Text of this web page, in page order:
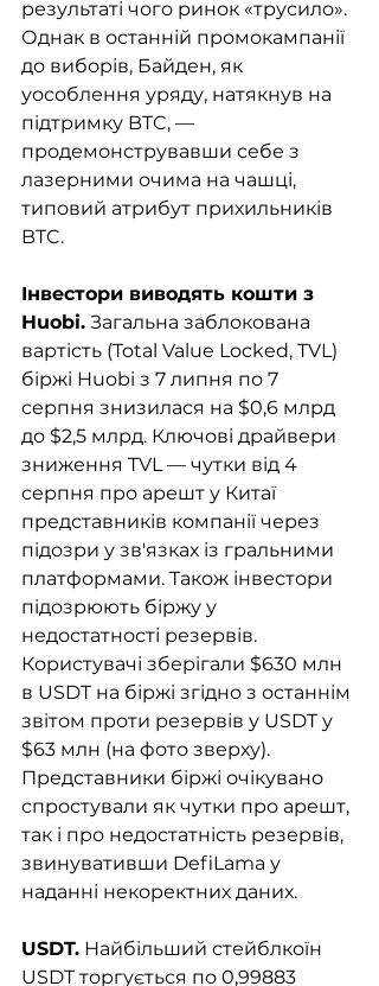
результаті чого ринок «трусило».
Однак в останній промокампанії
до виборів, Байден, як
уособлення уряду, натякнув на
підтримку BTC, —
продемонструвавши себе з
лазерними очима на чашці,
типовий атрибут прихильників
BTC.
Інвестори виводять кошти з
Huobi. Загальна заблокована
вартість (Total Value Locked, TVL)
біржі Huobi з 7 липня по 7
серпня знизилася на $0,6 млрд
до $2,5 млрд. Ключові драйвери
зниження TVL — чутки від 4
серпня про арешт у Китаї
представників компанії через
підозри у зв'язках із гральними
платформами. Також інвестори
підозрюють біржу у
недостатності резервів.
Користувачі зберігали $630 млн
в USDT на біржі згідно з останнім
звітом проти резервів у USDT у
$63 млн (на фото зверху).
Представники біржі очікувано
спростували як чутки про арешт,
так і про недостатність резервів,
звинувативши DefiLama у
наданні некоректних даних.
USDT. Найбільший стейблкоїн
USDT торгується по 0,99883